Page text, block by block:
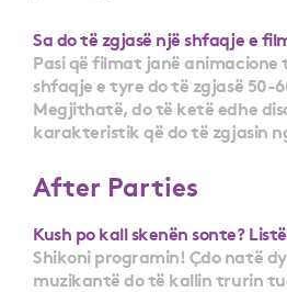
Sa do të zgjasë një shfaqje e
Pasi që filmat janë
shfaqje e tyre do të zgjasë 50-
Megjithatë, do të ketë edhe
karakteristik që do të zgjasin
After Parties
Kush po kall skenën sonte?
Shikoni programin! Çdo natë
muzikantë do të kallin trurin